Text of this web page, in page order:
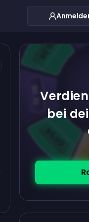
bei
$5.00
$0.10
$5.00